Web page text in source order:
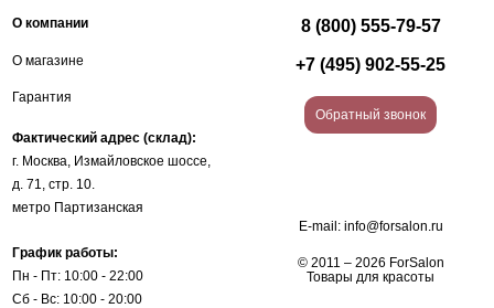
О компании
О магазине
Гарантия
Фактический адрес (склад):
г. Москва, Измайловское шоссе,
д. 71, стр. 10.
метро Партизанская
График работы:
Пн - Пт: 10:00 - 22:00
Сб - Вс: 10:00 - 20:00
8 (800) 555-79-57
+7 (495) 902-55-25
Обратный звонок
E-mail: info@forsalon.ru
© 2011 – 2026 ForSalon
Товары для красоты